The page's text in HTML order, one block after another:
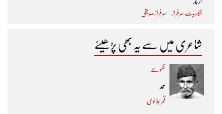
فکاہیاتِ سرفراز سرفراز صدیقی
شاعری میں سے یہ بھی پڑھیئے
مجموعے
حمد
قمر جلالوی